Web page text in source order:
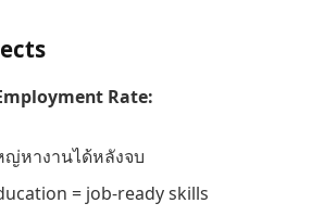
Rate:
หางานได้หลังจบ
= job-ready skills